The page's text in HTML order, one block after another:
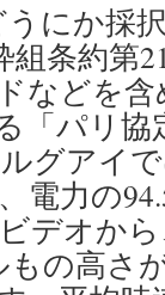
にか採
組条約第
などを
「パリ
グアイ
電力の
デオか
の高さ